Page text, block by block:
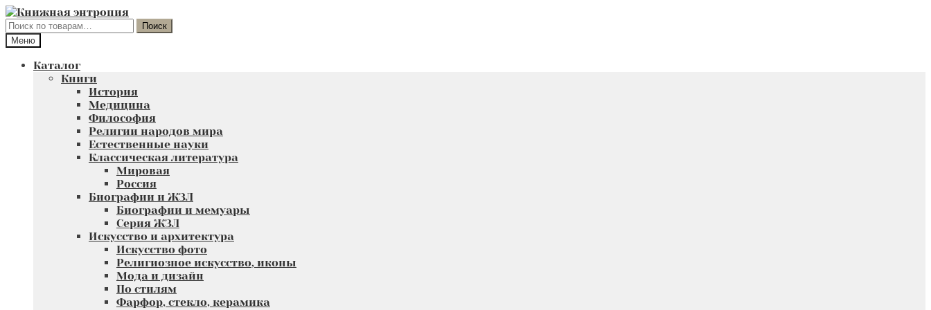
Перейти
к
навигации
Перейти
к
содержимому
Искать:
Поиск
Меню
Каталог
Книги
История
Медицина
Философия
Религии народов мира
Естественные науки
Классическая литература
Мировая
Россия
Биографии и ЖЗЛ
Биографии и мемуары
Серия ЖЗЛ
Искусство и архитектура
Искусство фото
Религиозное искусство, иконы
Мода и дизайн
По стилям
Фарфор, стекло, керамика